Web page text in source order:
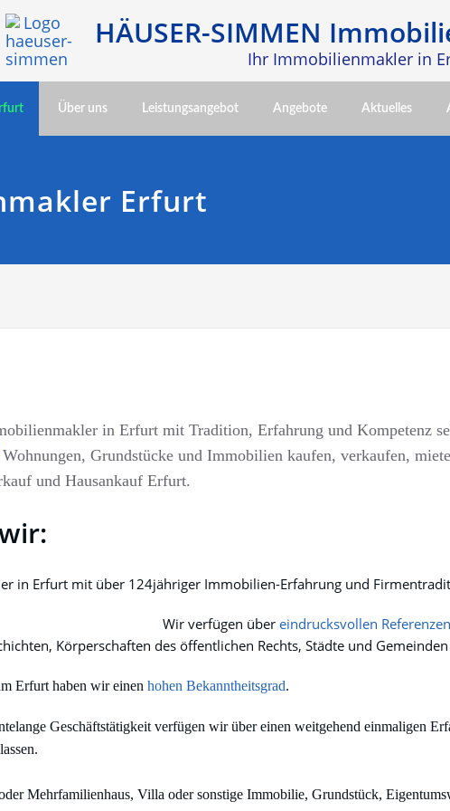
HÄUSER-SIMMEN
Ihr Immobilienmakler in
Über uns Leistungsangebot Angebote Aktuelles
Erfurt
in Erfurt mit Tradition, Erfahrung und Kompetenz
Wohnungen, Grundstücke und Immobilien kaufen, verkaufen,
und Hausankauf Erfurt.
in Erfurt mit über 124jähriger Immobilien-Erfahrung und
Wir verfügen übereindrucksvollen Referenzen
Körperschaften des öffentlichen Rechts, Städte und
Erfurt haben wir einen hohen Bekanntheitsgrad.
Geschäftstätigkeit verfügen wir über einen weitgehend einmaligen
Mehrfamilienhaus, Villa oder sonstige Immobilie, Grundstück,